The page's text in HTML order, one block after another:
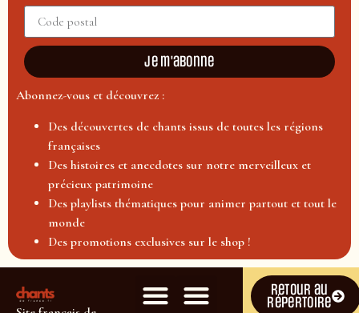
Je m'abonne
Abonnez-vous et découvrez :
Des découvertes de chants issus de toutes les régions
françaises
Des histoires et anecdotes sur notre merveilleux et
précieux patrimoine
Des playlists thématiques pour animer partout et tout le
monde
Des promotions exclusives sur le shop !
Retour au
répertoire